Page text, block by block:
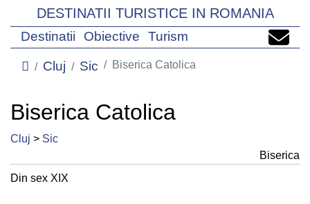
DESTINATII TURISTICE IN ROMANIA
Destinatii Obiective Turism
Cluj Sic Biserica Catolica
Biserica Catolica
Cluj > Sic
Biserica
Din sex XIX